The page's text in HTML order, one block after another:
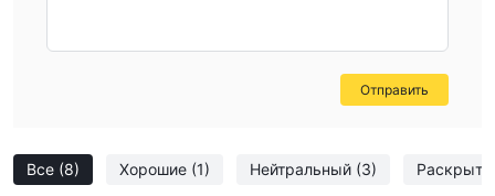
Все (8) Хорошие (1) Нейтральный (3) Раскрыть
Отправить